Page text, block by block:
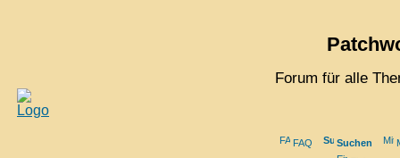
Forum für alle
FAQ Suchen